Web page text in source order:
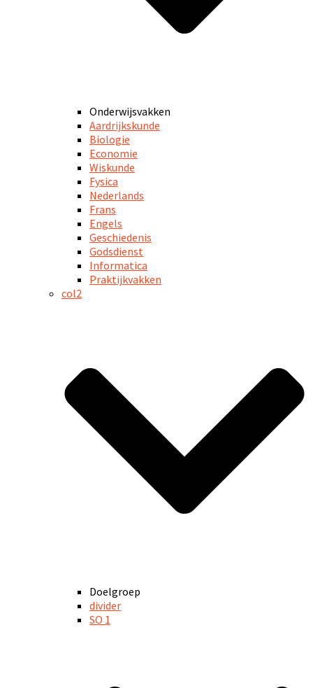
Onderwijsvakken
Aardrijkskunde
Biologie
Economie
Wiskunde
Fysica
Nederlands
Frans
Engels
Geschiedenis
Godsdienst
Informatica
Praktijkvakken
col2
Doelgroep
divider
SO 1